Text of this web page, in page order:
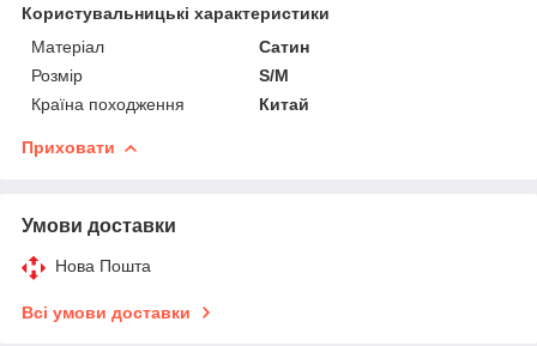
Користувальницькі характеристики
Матеріал
Сатин
Розмір
S/M
Країна походження
Китай
Приховати
Умови доставки
Нова Пошта
Всі умови доставки